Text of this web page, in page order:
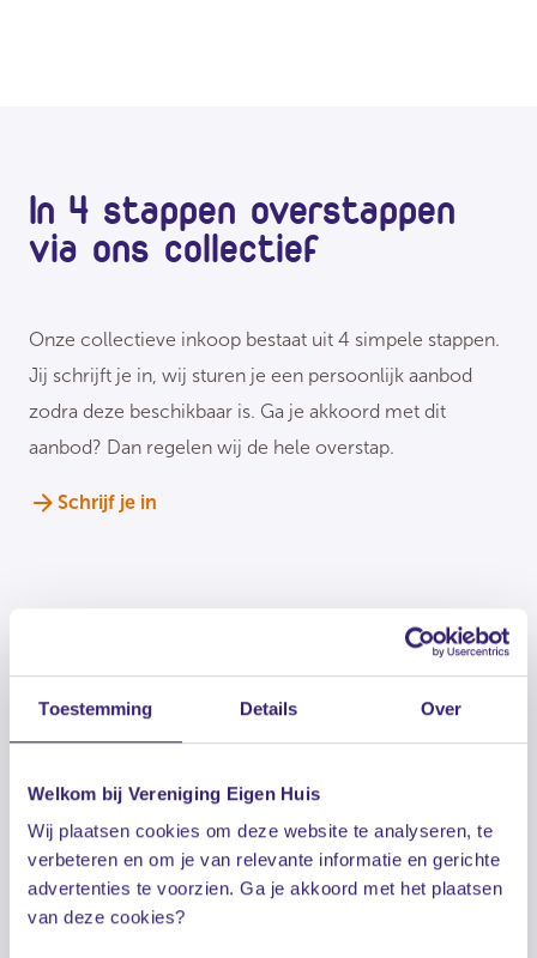
Toestemming Details Over
Welkom bij Vereniging Eigen Huis
Wij plaatsen cookies om deze website te analyseren, te
verbeteren en om je van relevante informatie en gerichte
advertenties te voorzien. Ga je akkoord met het plaatsen
van deze cookies?
In 4 stappen overstappen
via ons collectief
Onze collectieve inkoop bestaat uit 4 simpele stappen.
Jij schrijft je in, wij sturen je een persoonlijk aanbod
zodra deze beschikbaar is. Ga je akkoord met dit
aanbod? Dan regelen wij de hele overstap.
Schrijf je in
Alle huishoudens in Nederland kunnen zich
2. Veiling
Wij organiseren een veiling voor